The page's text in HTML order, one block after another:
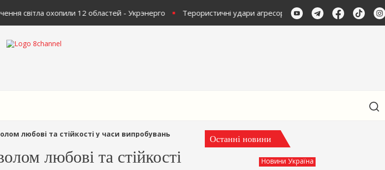
світла охопили 12 областей - Укрэнерго Терористичні удари агресора по Харьковщині: двоє
любові та стійкості у часи випробувань
любові та стійкості
Останні новини
Новини Україна